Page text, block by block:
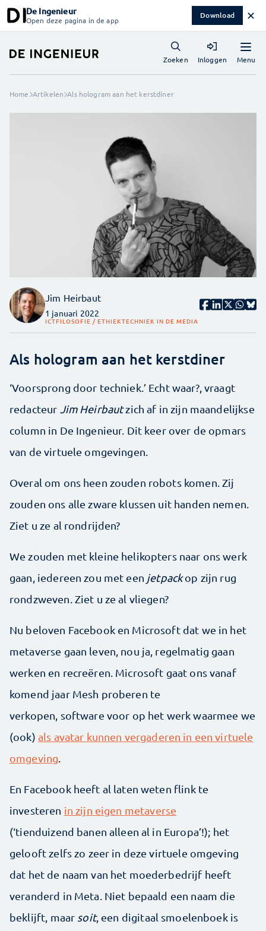
De Ingenieur
Open deze pagina in de app Download ✕
Menu
Zoeken Inloggen
Home Artikelen Als hologram aan het kerstdiner
Jim Heirbaut
1 januari 2022
ICTFILOSOFIE / ETHIEKTECHNIEK IN DE MEDIA
Als hologram aan het kerstdiner
‘Voorsprong door techniek.’ Echt waar?, vraagt
redacteur Jim Heirbautzich af in zijn maandelijkse
column in De Ingenieur. Dit keer over de opmars
van de virtuele omgevingen.
Overal om ons heen zouden robots komen. Zij
zouden ons alle zware klussen uit handen nemen.
Ziet u ze al rondrijden?
We zouden met kleine helikopters naar ons werk
gaan, iedereen zou met een jetpackop zijn rug
rondzweven. Ziet u ze al vliegen?
Nu beloven Facebook en Microsoft dat we in het
metaverse gaan leven, nou ja, regelmatig gaan
werken en recreëren. Microsoft gaat ons vanaf
komend jaar Mesh proberen te
verkopen, software voor op het werk waarmee we
(ook) als avatar kunnen vergaderen in een virtuele
omgeving.
En Facebook heeft al laten weten flink te
investeren in zijn eigen metaverse
(‘tienduizend banen alleen al in Europa’!); het
gelooft zelfs zo zeer in deze virtuele omgeving
dat het de naam van het moederbedrijf heeft
veranderd in Meta. Niet bepaald een naam die
beklijft, maar soit, een digitaal smoelenboek is